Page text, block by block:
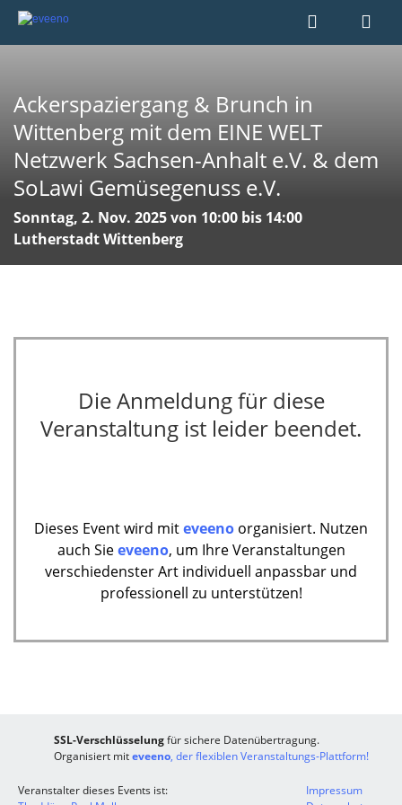
Ackerspaziergang & Brunch in
Wittenberg mit dem EINE WELT
Netzwerk Sachsen-Anhalt e.V. & dem
SoLawi Gemüsegenuss e.V.
Sonntag, 2. Nov. 2025 von 10:00 bis 14:00
Lutherstadt Wittenberg
Die Anmeldung für diese
Veranstaltung ist leider beendet.
Dieses Event wird miteveeno organisiert. Nutzen
auch Sieeveeno, um Ihre Veranstaltungen
verschiedenster Art individuell anpassbar und
professionell zu unterstützen!
SSL-Verschlüsselungfür sichere Datenübertragung.
Organisiert miteveeno, der flexiblen Veranstaltungs-Plattform!
Veranstalter dieses Events ist:
Impressum